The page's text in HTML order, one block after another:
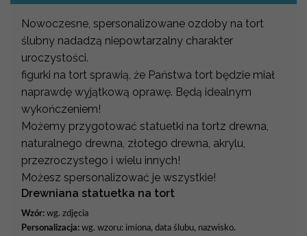
Nowoczesne, spersonalizowane ozdoby na tort
ślubny nadadzą niepowtarzalny charakter
uroczystości.
figurki na tort sprawią, że Państwa tort będzie miał
naprawdę wyjątkową oprawę. Będą idealnym
wykończeniem!
Możemy przygotować statuetki na tortz drewna,
naturalnego drewna, złotego drewna, akrylu,
przezroczystego i wielu innych!
Możesz spersonalizować je wszystkie!
Drewniana statuetka na tort
Wzór: wg. zdjęcia
Personalizacja: wg. wzoru: imiona, data ślubu, nazwisko.